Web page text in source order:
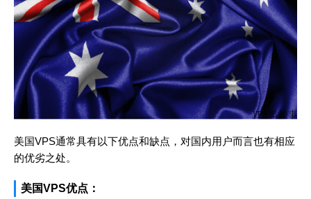
美国VPS通常具有以下优点和缺点，对国内用户而言也有相应
的优劣之处。
美国VPS优点：